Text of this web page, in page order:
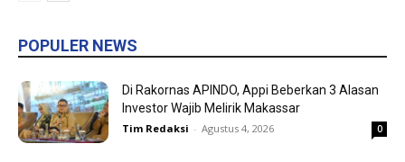
POPULER NEWS
Di Rakornas APINDO, Appi Beberkan 3 Alasan
Investor Wajib Melirik Makassar
Tim Redaksi - Agustus 4, 2026 0